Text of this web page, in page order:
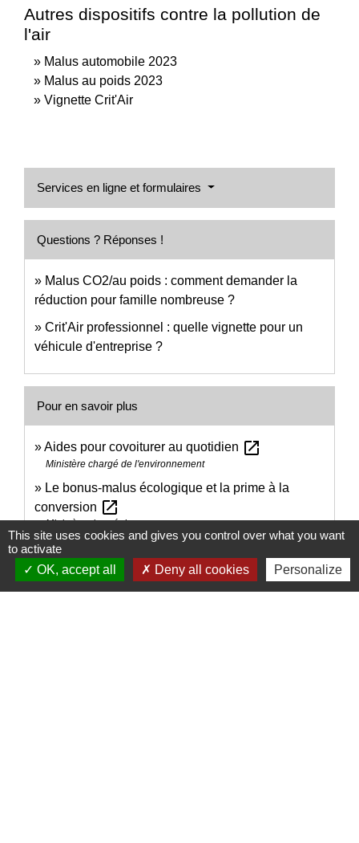
Autres dispositifs contre la pollution de
l'air
Malus automobile 2023
Malus au poids 2023
Vignette Crit'Air
Services en ligne et formulaires
Questions ? Réponses !
Malus CO2/au poids : comment demander la
réduction pour famille nombreuse ?
Crit'Air professionnel : quelle vignette pour un
véhicule d'entreprise ?
Pour en savoir plus
Aides pour covoiturer au quotidien open_in_new
Ministère chargé de l'environnement
Le bonus-malus écologique et la prime à la
conversion open_in_new
Ministère chargé des transports
Signaler une erreur sur cette page
This site uses cookies and gives you control over what you want
to activate
OK, accept all
Deny all cookies Personalize